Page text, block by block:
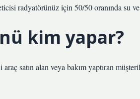
radyatörünüz için 50/50 oranında su ve
kim yapar?
araç satın alan veya bakım yaptıran